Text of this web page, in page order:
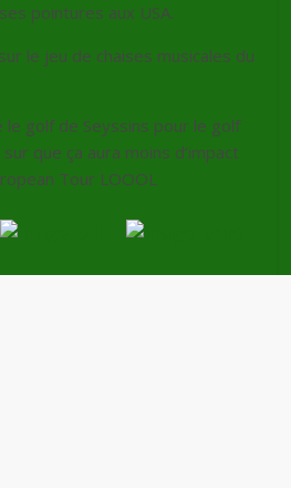
pointures aux USA.
le jeu de chaises musicales du
le golf de Seyssins pour le golf
que ça aura moins d’impact
Tour LOOOL